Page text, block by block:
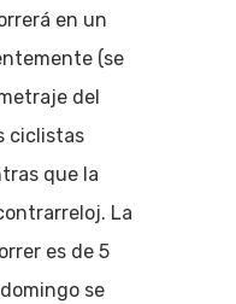
en un
(se
del
ciclistas
que la
La
es de 5
se